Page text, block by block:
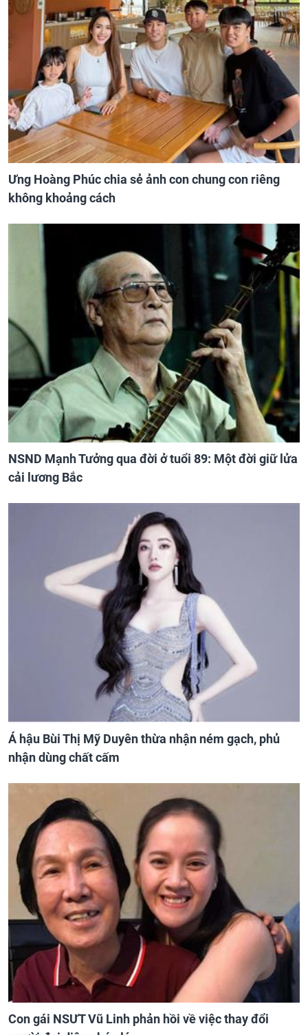
Ưng Hoàng Phúc chia sẻ ảnh con chung con riêng
không khoảng cách
NSND Mạnh Tưởng qua đời ở tuổi 89: Một đời giữ lửa
cải lương Bắc
Á hậu Bùi Thị Mỹ Duyên thừa nhận ném gạch, phủ
nhận dùng chất cấm
Con gái NSƯT Vũ Linh phản hồi về việc thay đổi